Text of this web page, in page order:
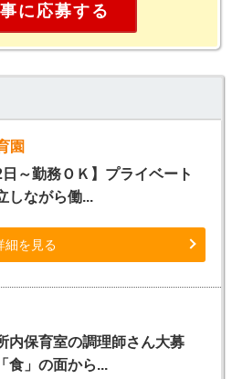
に応募する
園
日～勤務ＯＫ】プライベート
しながら働...
細を見る
内保育室の調理師さん大募
食」の面から...